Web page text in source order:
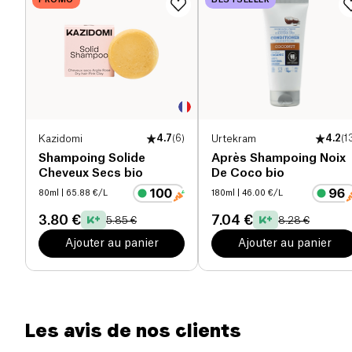
Kazidomi 4.7(6)
Shampoing Solide
Cheveux Secs bio
80ml | 65.88 €/L
3.80 € 5.85 €
Ajouter au panier
Urtekram 4.2(
Après Shampoing Noix
De Coco bio
180ml | 46.00 €/L
7.04 € 8.28 €
Ajouter au panier
fabriquées chaque année.
Les avis de nos clients